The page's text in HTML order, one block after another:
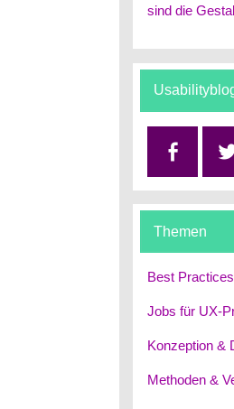
sind die
Themen
Best Practices
Jobs für UX-
Konzeption &
Methoden &